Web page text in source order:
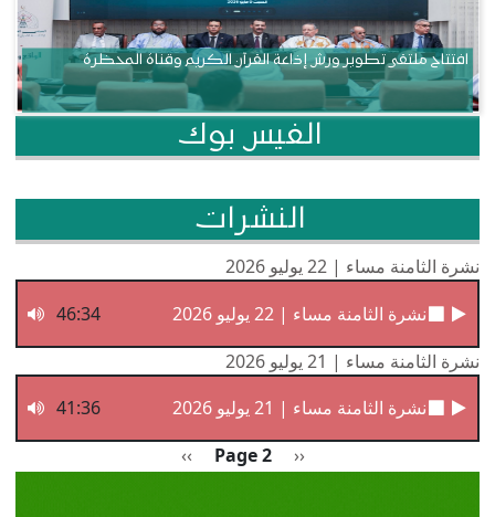
افتتاح ملتقى تطوير ورش إذاعة القرآن الكريم وقناة المحظرة
الفيس بوك
النشرات
نشرة الثامنة مساء | 22 يوليو 2026
نشرة الثامنة مساء | 22 يوليو 2026
46:34
نشرة الثامنة مساء | 21 يوليو 2026
نشرة الثامنة مساء | 21 يوليو 2026
41:36
Previous page
‹‹
Page 2 الصفحة التالية
››